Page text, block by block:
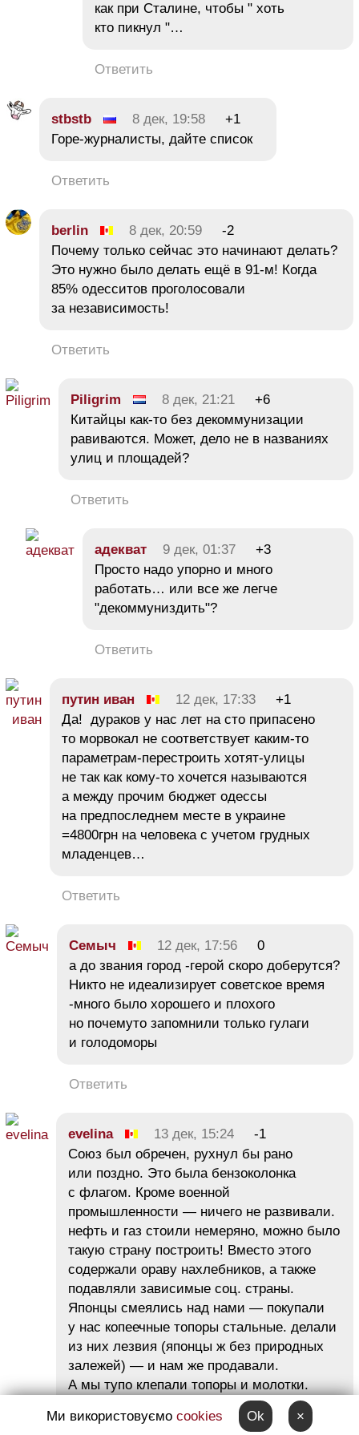
как при Сталине, чтобы " хоть
кто пикнул "…
Ответить
stbstb 8 дек, 19:58
+1
Горе-журналисты, дайте список
Ответить
berlin 8 дек, 20:59
-2
Почему только сейчас это начинают делать?
Это нужно было делать ещё в 91-м! Когда
85% одесситов проголосовали
за независимость!
Ответить
Piligrim 8 дек, 21:21
+6
Китайцы как-то без декоммунизации
равиваются. Может, дело не в названиях
улиц и площадей?
Ответить
адекват 9 дек, 01:37
+3
Просто надо упорно и много
работать… или все же легче
"декоммуниздить"?
Ответить
путин иван 12 дек, 17:33
+1
Да! дураков у нас лет на сто припасено
то морвокал не соответствует каким-то
параметрам-перестроить хотят-улицы
не так как кому-то хочется называются
а между прочим бюджет одессы
на предпоследнем месте в украине
=4800грн на человека с учетом грудных
младенцев…
Ответить
Семыч 12 дек, 17:56
0
а до звания город -герой скоро доберутся?
Никто не идеализирует советское время
-много было хорошего и плохого
но почемуто запомнили только гулаги
и голодоморы
Ответить
evelina 13 дек, 15:24
-1
Союз был обречен, рухнул бы рано
или поздно. Это была бензоколонка
с флагом. Кроме военной
промышленности — ничего не развивали.
нефть и газ стоили немеряно, можно было
такую страну построить! Вместо этого
содержали ораву нахлебников, а также
подавляли зависимые соц. страны.
Японцы смеялись над нами — покупали
у нас копеечные топоры стальные. делали
из них лезвия (японцы ж без природных
залежей) — и нам же продавали.
А мы тупо клепали топоры и молотки.
Естественно, падение цен на нефть
и погубило страну. Беловежская пуща
Ми використовуємо cookies Ok ×